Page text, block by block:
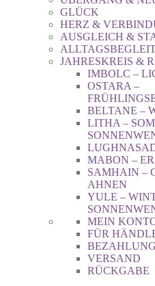
GLÜCK
HERZ &
AUSGLEICH &
JAHRESKREIS &
IMBOLC –
OSTARA –
BELTANE –
LITHA –
MABON –
SAMHAIN –
AHNEN
YULE –
MEIN
FÜR
BEZAHLUNG
VERSAND
RÜCKGABE